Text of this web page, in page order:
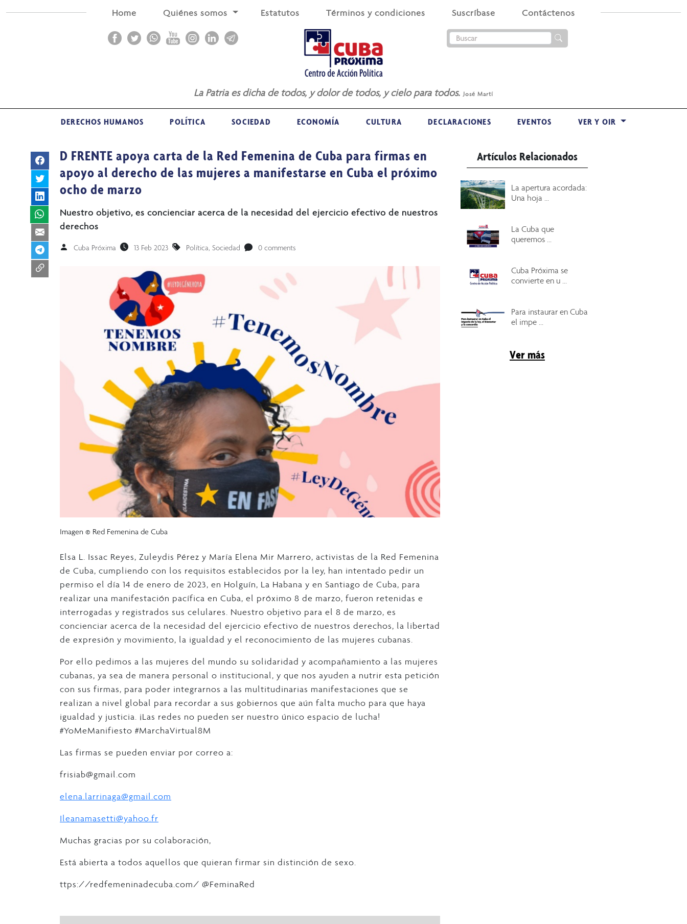
Home Quiénes somos Estatutos Términos y condiciones Suscríbase Contáctenos
La Patria es dicha de todos, y dolor de todos, y cielo para todos. José Martí
DERECHOS HUMANOS POLÍTICA SOCIEDAD ECONOMÍA CULTURA DECLARACIONES EVENTOS VER Y OIR
D FRENTE apoya carta de la Red Femenina de Cuba para firmas en
apoyo al derecho de las mujeres a manifestarse en Cuba el próximo
ocho de marzo
Nuestro objetivo, es concienciar acerca de la necesidad del ejercicio efectivo de nuestros
derechos
Cuba Próxima 13 Feb 2023 Política, Sociedad 0 comments
Imagen © Red Femenina de Cuba
Elsa L. Issac Reyes, Zuleydis Pérez y María Elena Mir Marrero, activistas de la Red Femenina
de Cuba, cumpliendo con los requisitos establecidos por la ley, han intentado pedir un
permiso el día 14 de enero de 2023, en Holguín, La Habana y en Santiago de Cuba, para
realizar una manifestación pacífica en Cuba, el próximo 8 de marzo, fueron retenidas e
interrogadas y registrados sus celulares. Nuestro objetivo para el 8 de marzo, es
concienciar acerca de la necesidad del ejercicio efectivo de nuestros derechos, la libertad
de expresión y movimiento, la igualdad y el reconocimiento de las mujeres cubanas.
Por ello pedimos a las mujeres del mundo su solidaridad y acompañamiento a las mujeres
cubanas, ya sea de manera personal o institucional, y que nos ayuden a nutrir esta petición
con sus firmas, para poder integrarnos a las multitudinarias manifestaciones que se
realizan a nivel global para recordar a sus gobiernos que aún falta mucho para que haya
igualdad y justicia. ¡Las redes no pueden ser nuestro único espacio de lucha!
#YoMeManifiesto #MarchaVirtual8M
Las firmas se pueden enviar por correo a:
frisiab@gmail.com
elena.larrinaga@gmail.com
Ileanamasetti@yahoo.fr
Muchas gracias por su colaboración,
Está abierta a todos aquellos que quieran firmar sin distinción de sexo.
ttps://redfemeninadecuba.com/ @FeminaRed
Artículos Relacionados
La apertura acordada:
Una hoja ...
La Cuba que
queremos ...
Cuba Próxima se
convierte en u ...
Para instaurar en Cuba
el impe ...
Ver más